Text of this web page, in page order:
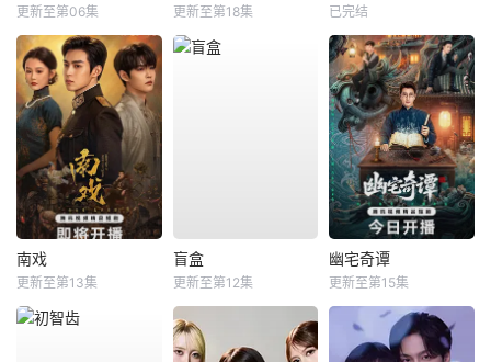
更新至第06集 更新至第18集 已完结
南戏
更新至第13集
盲盒
更新至第12集
幽宅奇谭
更新至第15集